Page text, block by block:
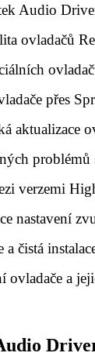
Audio
ovladačů
přes
aktualizace
verzemi
nastavení
a čistá
ovladače a